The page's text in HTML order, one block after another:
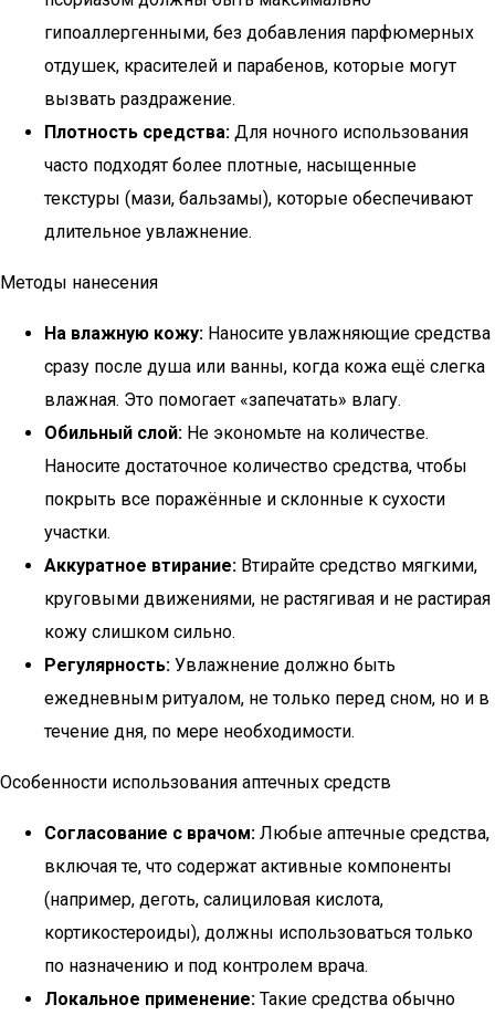
гипоаллергенными, без добавления парфюмерных
отдушек, красителей и парабенов, которые могут
вызвать раздражение.
Плотность средства: Для ночного использования
часто подходят более плотные, насыщенные
текстуры (мази, бальзамы), которые обеспечивают
длительное увлажнение.
Методы нанесения
На влажную кожу: Наносите увлажняющие средства
сразу после душа или ванны, когда кожа ещё слегка
влажная. Это помогает «запечатать» влагу.
Обильный слой: Не экономьте на количестве.
Наносите достаточное количество средства, чтобы
покрыть все поражённые и склонные к сухости
участки.
Аккуратное втирание: Втирайте средство мягкими,
круговыми движениями, не растягивая и не растирая
кожу слишком сильно.
Регулярность: Увлажнение должно быть
ежедневным ритуалом, не только перед сном, но и в
течение дня, по мере необходимости.
Особенности использования аптечных средств
Согласование с врачом: Любые аптечные средства,
включая те, что содержат активные компоненты
(например, деготь, салициловая кислота,
кортикостероиды), должны использоваться только
по назначению и под контролем врача.
Локальное применение: Такие средства обычно